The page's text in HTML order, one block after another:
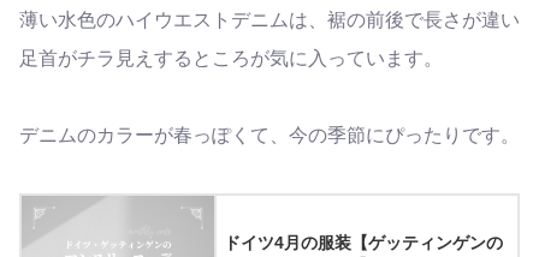
薄い水色のハイウエストデニムは、裾の前後で長さが違い
足首がチラ見えするところが気に入っています。
デニムのカラーが春っぽくて、今の季節にぴったりです。
ドイツ4月の服装【ゲッティンゲンの